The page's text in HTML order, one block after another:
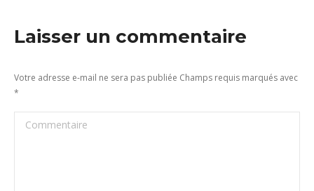
Laisser un commentaire
Votre adresse e-mail ne sera pas publiée Champs requis marqués avec
*
Commentaire